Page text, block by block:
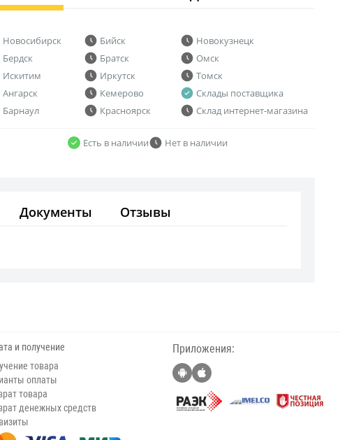
Новосибирск
Бердск
Искитим
Ангарск
Барнаул
Бийск
Братск
Иркутск
Кемерово
Красноярск
Новокузнецк
Омск
Томск
Склады поставщика
Склад интернет-магазина
Есть в наличии
Нет в наличии
Документы Отзывы
и получение
товара
оплаты
товара
денежных средств
Приложения: